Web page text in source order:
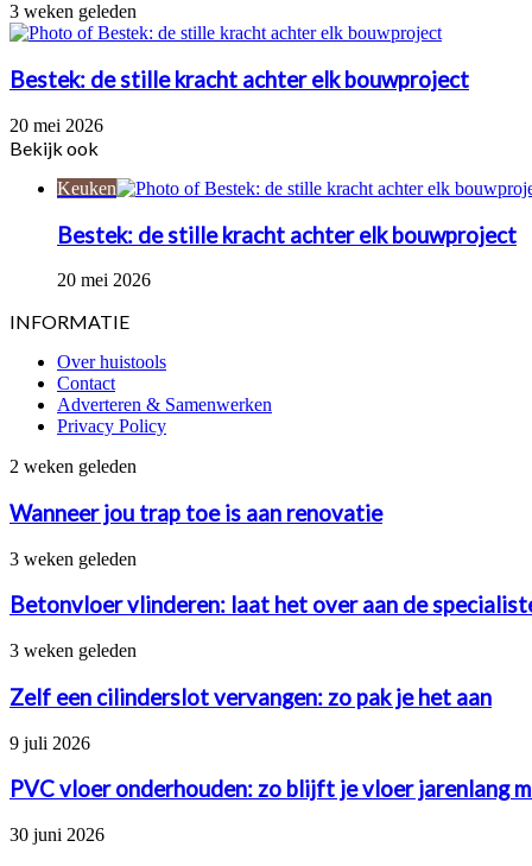
3 weken geleden
Bestek: de stille kracht achter elk bouwproject
20 mei 2026
Bekijk ook
Keuken
Bestek: de stille kracht achter elk bouwproject
20 mei 2026
INFORMATIE
Over huistools
Contact
Adverteren & Samenwerken
Privacy Policy
Wanneer
trap
toe
is
aan
renovatie
2 weken geleden
Wanneer jou trap toe is aan renovatie
Betonvloer
laat
het
over
de
specialisten
betonstorten.nl
3 weken geleden
Betonvloer vlinderen: laat het over aan de
Zelf
cilinderslot
vervangen:
zo
pak
je
het
3 weken geleden
Zelf een cilinderslot vervangen: zo pak je het aan
PVC
onderhouden:
zo
blijft
9 juli 2026
PVC vloer onderhouden: zo blijft je vloer jarenlang
Het
30 juni 2026